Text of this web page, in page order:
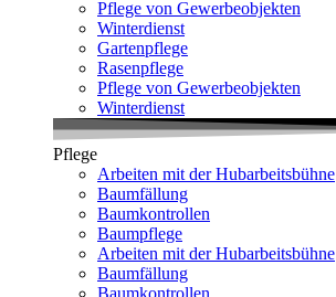
Pflege von Gewerbeobjekten
Winterdienst
Gartenpflege
Rasenpflege
Pflege von Gewerbeobjekten
Winterdienst
Pflege
Arbeiten mit der Hubarbeitsbühne
Baumfällung
Baumkontrollen
Baumpflege
Arbeiten mit der Hubarbeitsbühne
Baumfällung
Baumkontrollen